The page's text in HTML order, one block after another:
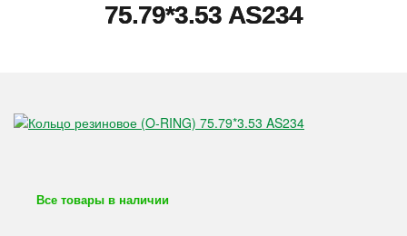
75.79*3.53 AS234
Все товары в наличии